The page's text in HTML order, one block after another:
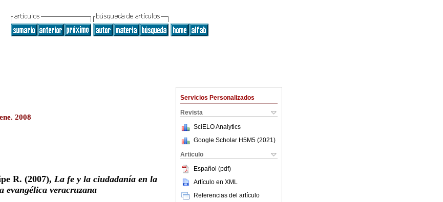
Servicios Personalizados
Revista
SciELO Analytics
Google Scholar H5M5 (2021 )
Articulo
Español (pdf)
Artículo en XML
Referencias del artículo
2008
R. (2007), La fe y la ciudadanía en la
evangélica veracruzana